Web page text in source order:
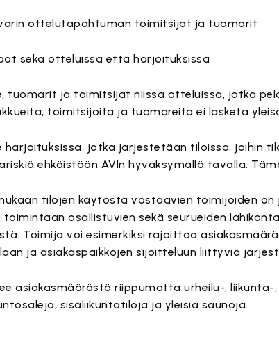
ottelutapahtuman toimitsijat ja tuomarit
sekä otteluissa että harjoituksissa
tuomarit ja toimitsijat niissä otteluissa, jotka
toimitsijoita ja tuomareita ei lasketa
harjoituksissa, jotka järjestetään tiloissa, joihin
ehkäistään AVIn hyväksymällä tavalla.
tilojen käytöstä vastaavien toimijoiden
toimintaan osallistuvien sekä seurueiden
Toimija voi esimerkiksi rajoittaa
ja asiakaspaikkojen sijoitteluun liittyviä
asiakasmäärästä riippumatta urheilu-,
sisäliikuntatiloja ja yleisiä saunoja.